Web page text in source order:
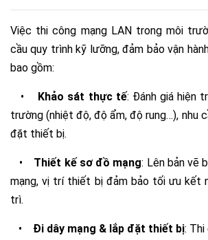
Việc thi công mạng LAN trong môi
cầu quy trình kỹ lưỡng, đảm bảo vận
bao gồm:
• Khảo sát thực tế: Đánh giá hiện
trường (nhiệt độ, độ ẩm, độ rung…), nhu
đặt thiết bị.
• Thiết kế sơ đồ mạng: Lên bản vẽ
mạng, vị trí thiết bị đảm bảo tối ưu kết
trì.
• Đi dây mạng & lắp đặt thiết bị: